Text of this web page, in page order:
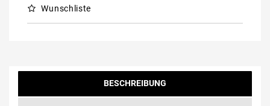
Wunschliste
BESCHREIBUNG